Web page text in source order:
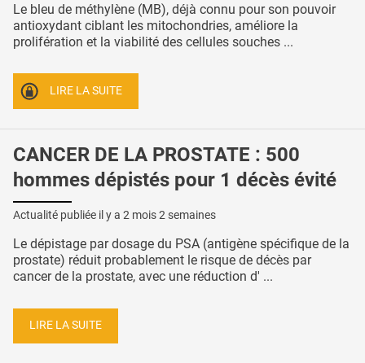
Le bleu de méthylène (MB), déjà connu pour son pouvoir
antioxydant ciblant les mitochondries, améliore la
prolifération et la viabilité des cellules souches ...
LIRE LA SUITE
CANCER DE LA PROSTATE : 500
hommes dépistés pour 1 décès évité
Actualité publiée il y a 2 mois 2 semaines
Le dépistage par dosage du PSA (antigène spécifique de la
prostate) réduit probablement le risque de décès par
cancer de la prostate, avec une réduction d' ...
LIRE LA SUITE